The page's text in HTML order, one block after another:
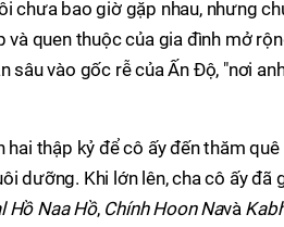
chưa bao giờ gặp nhau, nhưng
và quen thuộc của gia đình mở
sâu vào gốc rễ của Ấn Độ, "nơi
thập kỷ để cô ấy đến thăm
dưỡng. Khi lớn lên, cha cô ấy
Hồ Naa Hồ, Chính Hoon Navà